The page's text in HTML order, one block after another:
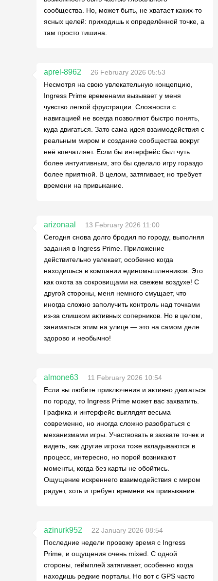
сообщества. Но, может быть, не хватает каких-то
ясных целей: приходишь к определённой точке, а
там просто тишина.
aprel-8962
26 February 2026 05:53
Несмотря на свою увлекательную концепцию,
Ingress Prime временами вызывает у меня
чувство легкой фрустрации. Сложности с
навигацией не всегда позволяют быстро понять,
куда двигаться. Зато сама идея взаимодействия с
реальным миром и создание сообщества вокруг
неё впечатляет. Если бы интерфейс был чуть
более интуитивным, это бы сделало игру гораздо
более приятной. В целом, затягивает, но требует
времени на привыкание.
arizonaal
13 February 2026 11:00
Сегодня снова долго бродил по городу, выполняя
задания в Ingress Prime. Приложение
действительно увлекает, особенно когда
находишься в компании единомышленников. Это
как охота за сокровищами на свежем воздухе! С
другой стороны, меня немного смущает, что
иногда сложно заполучить контроль над точками
из-за слишком активных соперников. Но в целом,
заниматься этим на улице — это на самом деле
здорово и необычно!
almone63
11 February 2026 10:54
Если вы любите приключения и активно двигаться
по городу, то Ingress Prime может вас захватить.
Графика и интерфейс выглядят весьма
современно, но иногда сложно разобраться с
механизмами игры. Участвовать в захвате точек и
видеть, как другие игроки тоже вкладываются в
процесс, интересно, но порой возникают
моменты, когда без карты не обойтись.
Ощущение искреннего взаимодействия с миром
радует, хоть и требует времени на привыкание.
azinurk952
22 January 2026 08:54
Последние недели провожу время с Ingress
Prime, и ощущения очень mixed. С одной
стороны, геймплей затягивает, особенно когда
находишь редкие порталы. Но вот с GPS часто